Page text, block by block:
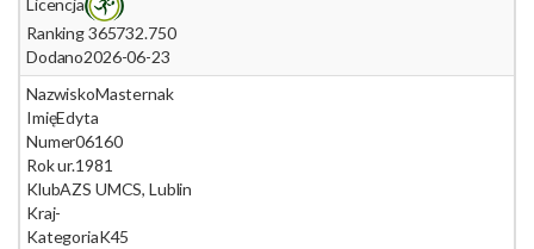
Licencja
Ranking 365732.750
Dodano2026-06-23
NazwiskoMasternak
ImięEdyta
Numer06160
Rok ur.1981
KlubAZS UMCS, Lublin
Kraj-
KategoriaK45